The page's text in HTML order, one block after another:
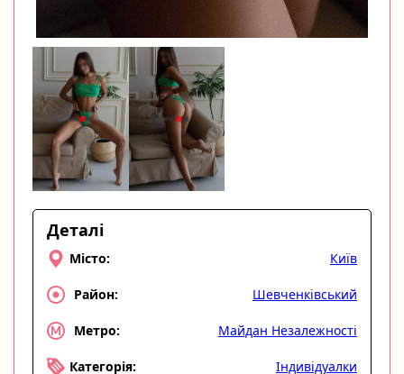
Деталі
Місто: Київ
Район: Шевченківський
Метро: Майдан Незалежності
Категорія: Індивідуалки